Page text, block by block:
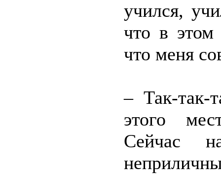
учился,
что в этом
что меня
– Так-
этого
Сейчас